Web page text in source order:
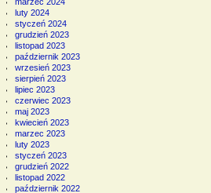
luty 2024
styczeń 2024
grudzień 2023
listopad 2023
październik 2023
wrzesień 2023
sierpień 2023
lipiec 2023
czerwiec 2023
maj 2023
kwiecień 2023
marzec 2023
luty 2023
styczeń 2023
grudzień 2022
listopad 2022
październik 2022